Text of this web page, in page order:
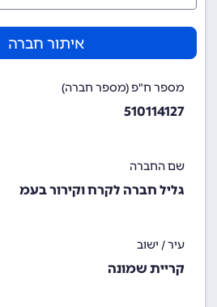
איתור חברה
מספר ח"פ (מספר חברה)
510114127
שם החברה
גליל חברה לקרח וקירור בעמ
עיר / ישוב
קריית שמונה